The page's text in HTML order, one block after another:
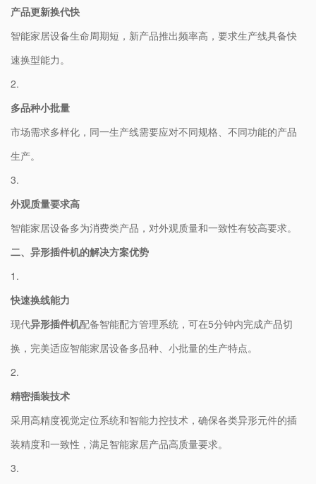
​产品更新换代快​
智能家居设备生命周期短，新产品推出频率高，要求生产线具备快
速换型能力。
2.
​多品种小批量​
市场需求多样化，同一生产线需要应对不同规格、不同功能的产品
生产。
3.
​外观质量要求高​
智能家居设备多为消费类产品，对外观质量和一致性有较高要求。
​二、异形插件机的解决方案优势​
1.
​快速换线能力​
现代​​异形插件机​​配备智能配方管理系统，可在5分钟内完成产品切
换，完美适应智能家居设备多品种、小批量的生产特点。
2.
​精密插装技术​
采用高精度视觉定位系统和智能力控技术，确保各类异形元件的插
装精度和一致性，满足智能家居产品高质量要求。
3.